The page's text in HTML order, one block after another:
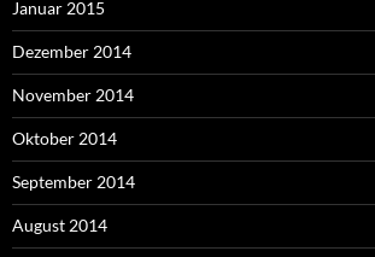
Januar 2015
Dezember 2014
November 2014
Oktober 2014
September 2014
August 2014